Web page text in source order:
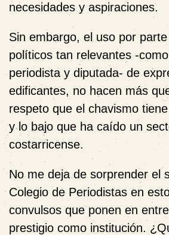
necesidades y aspiraciones.
Sin embargo, el uso por
políticos tan relevantes -
periodista y diputada- de
edificantes, no hacen más
respeto que el chavismo
y lo bajo que ha caído un
costarricense.
No me deja de sorprender el
Colegio de Periodistas en
convulsos que ponen en
prestigio como institución.